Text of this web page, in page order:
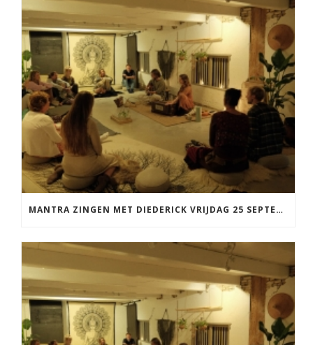
MANTRA ZINGEN MET DIEDERICK VRIJDAG 25 SEPTEMBER EN 20 NOVEMBER